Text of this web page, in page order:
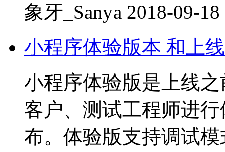
象牙_Sanya 2018-09-
小程序体验版本 和上
小程序体验版是上线
客户、测试工程师进
布。体验版支持调试